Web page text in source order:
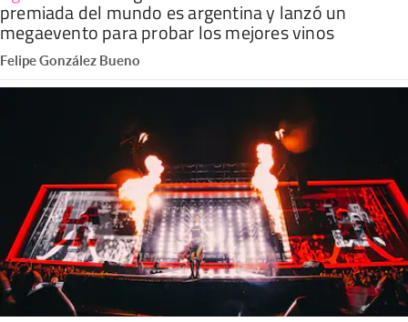
premiada del mundo es argentina y lanzó un
megaevento para probar los mejores vinos
Felipe González Bueno